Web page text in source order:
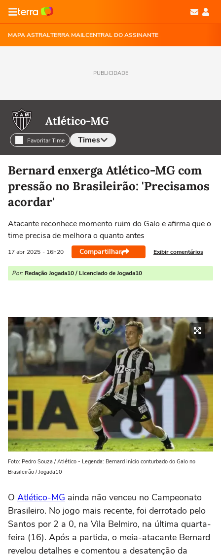
MAPA ASTRALTERRA MAILCENTRAL DO ASSINANTE
PUBLICIDADE
Atlético-MG
Favoritar Time Times
Selecione o time para ver as notícias
Bernard enxerga Atlético-MG com
pressão no Brasileirão: 'Precisamos
acordar'
Atacante reconhece momento ruim do Galo e afirma que o
time precisa de melhora o quanto antes
17 abr 2025 - 16h20 Compartilhar Exibir comentários
Por: Redação Jogada10 / Licenciado de Jogada10
Foto: Pedro Souza / Atlético - Legenda: Bernard início conturbado do Galo no
Brasileirão / Jogada10
O Atlético-MG ainda não venceu no Campeonato
Brasileiro. No jogo mais recente, foi derrotado pelo
Santos por 2 a 0, na Vila Belmiro, na última quarta-
feira (16). Após a partida, o meia-atacante Bernard
revelou detalhes e comentou a desatenção da